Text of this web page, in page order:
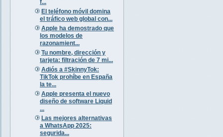
f...
El teléfono móvil domina
el tráfico web global con...
Apple ha demostrado que
los modelos de
razonamient...
Tu nombre, dirección y
tarjeta: filtración de 7 mi...
Adiós a #SkinnyTok:
TikTok prohíbe en España
la te...
Apple presenta el nuevo
diseño de software Liquid
...
Las mejores alternativas
a WhatsApp 2025:
segurida...